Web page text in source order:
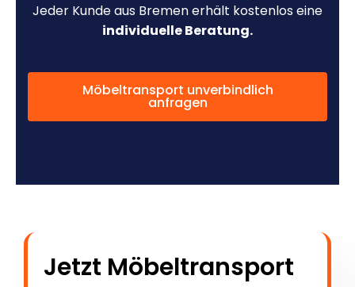
Jeder Kunde aus Bremen erhält kostenlos eine
individuelle Beratung.
Möbeltransport unverbindlich
anfragen
Jetzt Möbeltransport